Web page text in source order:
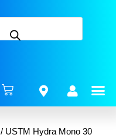
/ USTM Hydra Mono 30